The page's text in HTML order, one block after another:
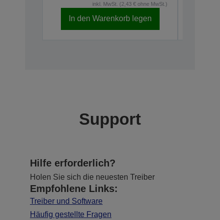
inkl. MwSt. (2,43 € ohne MwSt.)
In den Warenkorb legen
Support
Hilfe erforderlich?
Holen Sie sich die neuesten Treiber
Empfohlene Links:
Treiber und Software
Häufig gestellte Fragen